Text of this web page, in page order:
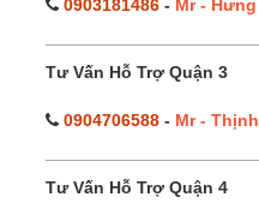
0903181486 - Mr - Hưng
Tư Vấn Hỗ Trợ Quận 3
0904706588 - Mr - Thịnh
Tư Vấn Hỗ Trợ Quận 4